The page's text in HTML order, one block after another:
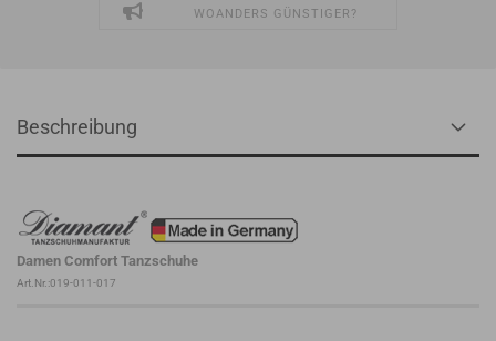
WOANDERS GÜNSTIGER?
Beschreibung
Damen Comfort Tanzschuhe
Art.Nr.:019-011-017